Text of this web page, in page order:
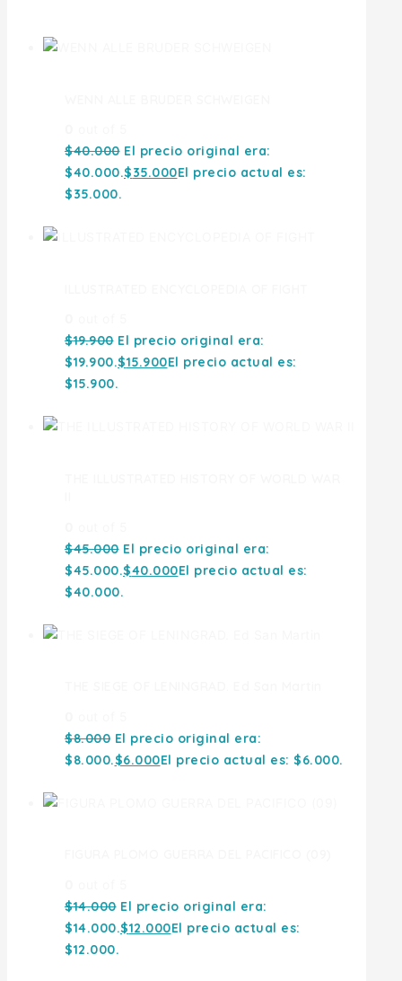
$40.000 El precio original era:
$40.000.$35.000El precio actual es:
$35.000.
$19.900 El precio original era:
$19.900.$15.900El precio actual es:
$15.900.
$45.000 El precio original era:
$45.000.$40.000El precio actual es:
$40.000.
$8.000 El precio original era:
$8.000.$6.000El precio actual es: $6.000.
$14.000 El precio original era:
$14.000.$12.000El precio actual es:
$12.000.